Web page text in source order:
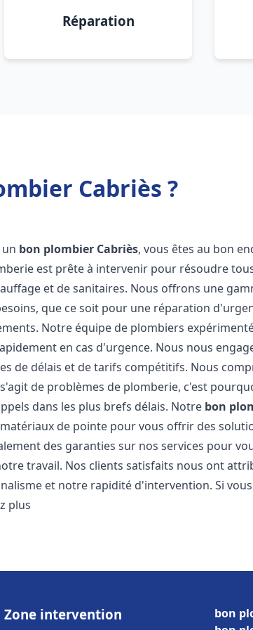
Réparation
Cabriès ?
bon plombier Cabriès, vous êtes au bon
est prête à intervenir pour résoudre
et de sanitaires. Nous offrons une
que ce soit pour une réparation
Notre équipe de plombiers
en cas d'urgence. Nous nous
de délais et de tarifs compétitifs. Nous
de problèmes de plomberie, c'est
dans les plus brefs délais. Notre bon
de pointe pour vous offrir des
des garanties sur nos services pour
travail. Nos clients satisfaits nous ont
et notre rapidité d'intervention. Si
plus
Zone intervention
bon